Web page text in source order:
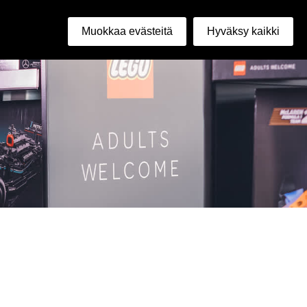
Muokkaa evästeitä Hyväksy kaikki